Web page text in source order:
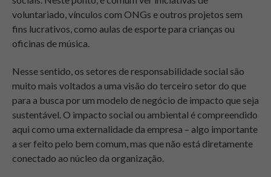
voluntariado, vínculos com ONGs e outros projetos sem
fins lucrativos, como aulas de esporte para crianças ou
oficinas de música.
Nesse sentido, os setores de responsabilidade social são
muito mais voltados a uma visão do terceiro setor do que
para a busca por um modelo de negócio de impacto que seja
sustentável. O impacto social ou ambiental é compreendido
aqui como uma externalidade da empresa – algo importante
a ser feito pelo bem comum, mas que não está diretamente
conectado ao núcleo da organização.